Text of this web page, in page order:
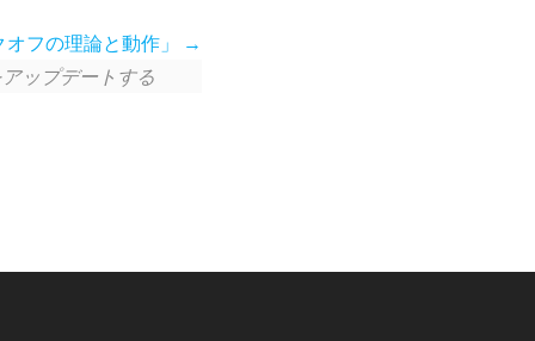
フの理論と動作」
ップデートする